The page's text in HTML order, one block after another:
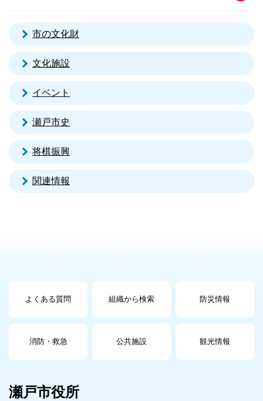
市の文化財
文化施設
イベント
瀬戸市史
将棋振興
関連情報
よくある質問 組織から検索 防災情報
消防・救急 公共施設 観光情報
瀬戸市役所